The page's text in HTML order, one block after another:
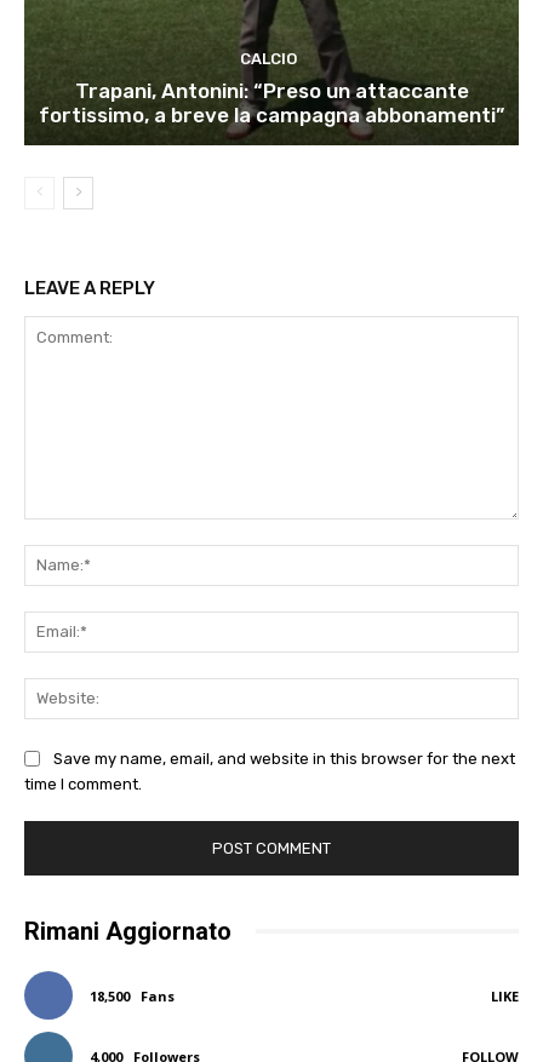
CALCIO
Trapani, Antonini: “Preso un attaccante
fortissimo, a breve la campagna abbonamenti”
LEAVE A REPLY
Save my name, email, and website in this browser for the next
time I comment.
Rimani Aggiornato
18,500 Fans LIKE
4,000 Followers FOLLOW